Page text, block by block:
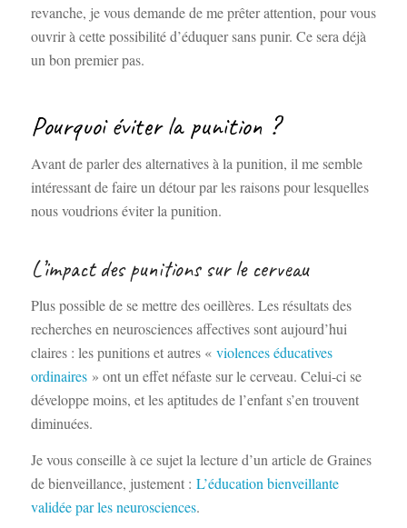
revanche, je vous demande de me prêter attention, pour vous
ouvrir à cette possibilité d’éduquer sans punir. Ce sera déjà
un bon premier pas.
Pourquoi éviter la punition ?
Avant de parler des alternatives à la punition, il me semble
intéressant de faire un détour par les raisons pour lesquelles
nous voudrions éviter la punition.
L’impact des punitions sur le cerveau
Plus possible de se mettre des oeillères. Les résultats des
recherches en neurosciences affectives sont aujourd’hui
claires : les punitions et autres « violences éducatives
ordinaires» ont un effet néfaste sur le cerveau. Celui-ci se
développe moins, et les aptitudes de l’enfant s’en trouvent
diminuées.
Je vous conseille à ce sujet la lecture d’un article de Graines
de bienveillance, justement : L’éducation bienveillante
validée par les neurosciences.